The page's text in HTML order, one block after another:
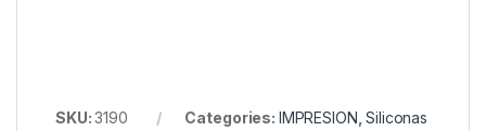
SKU:3190 Categories: IMPRESION ,Siliconas